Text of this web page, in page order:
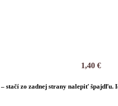
1,40 €
– stačí zo zadnej strany nalepiť špajdľu.